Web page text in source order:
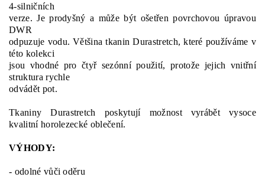
4-silničních
verze. Je prodyšný a může být ošetřen povrchovou úpravou
DWR
odpuzuje vodu. Většina tkanin Durastretch, které používáme v
této kolekci
jsou vhodné pro čtyř sezónní použití, protože jejich vnitřní
struktura rychle
odvádět pot.
Tkaniny Durastretch poskytují možnost vyrábět vysoce
kvalitní horolezecké oblečení.
VÝHODY:
- odolné vůči oděru